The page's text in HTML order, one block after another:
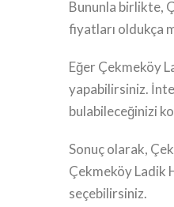
Bununla birlikte,
fiyatları oldukça
Eğer Çekmeköy
yapabilirsiniz.
bulabileceğinizi
Sonuç olarak,
Çekmeköy Ladik
seçebilirsiniz.